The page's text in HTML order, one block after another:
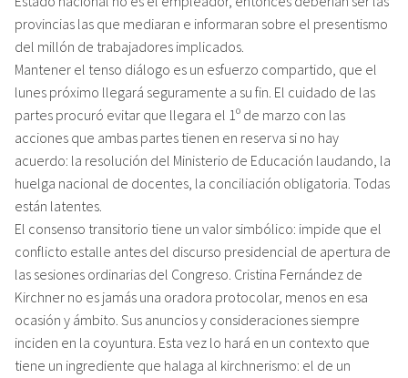
provincias las que mediaran e informaran sobre el presentismo
del millón de trabajadores implicados.
Mantener el tenso diálogo es un esfuerzo compartido, que el
lunes próximo llegará seguramente a su fin. El cuidado de las
partes procuró evitar que llegara el 1º de marzo con las
acciones que ambas partes tienen en reserva si no hay
acuerdo: la resolución del Ministerio de Educación laudando, la
huelga nacional de docentes, la conciliación obligatoria. Todas
están latentes.
El consenso transitorio tiene un valor simbólico: impide que el
conflicto estalle antes del discurso presidencial de apertura de
las sesiones ordinarias del Congreso. Cristina Fernández de
Kirchner no es jamás una oradora protocolar, menos en esa
ocasión y ámbito. Sus anuncios y consideraciones siempre
inciden en la coyuntura. Esta vez lo hará en un contexto que
tiene un ingrediente que halaga al kirchnerismo: el de un